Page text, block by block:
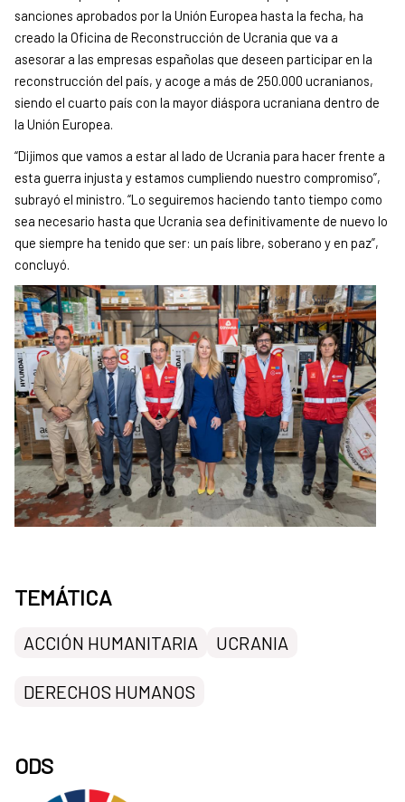
sanciones aprobados por la Unión Europea hasta la fecha, ha
creado la Oficina de Reconstrucción de Ucrania que va a
asesorar a las empresas españolas que deseen participar en la
reconstrucción del país, y acoge a más de 250.000 ucranianos,
siendo el cuarto país con la mayor diáspora ucraniana dentro de
la Unión Europea.
“Dijimos que vamos a estar al lado de Ucrania para hacer frente a
esta guerra injusta y estamos cumpliendo nuestro compromiso”,
subrayó el ministro. “Lo seguiremos haciendo tanto tiempo como
sea necesario hasta que Ucrania sea definitivamente de nuevo lo
que siempre ha tenido que ser: un país libre, soberano y en paz”,
concluyó.
TEMÁTICA
ACCIÓN HUMANITARIA UCRANIA
DERECHOS HUMANOS
ODS